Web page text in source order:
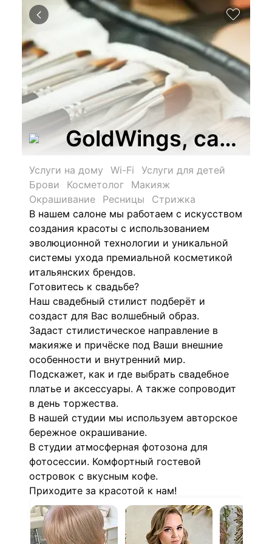
GoldWings, салон
Услуги на дому Wi-Fi
Услуги для детей
Брови
Косметолог
Макияж
Окрашивание
Ресницы
Стрижка
В нашем салоне мы работаем с искусством
создания красоты с использованием
эволюционной технологии и уникальной
системы ухода премиальной косметикой
итальянских брендов.
Готовитесь к свадьбе?
Наш свадебный стилист подберёт и
создаст для Вас волшебный образ.
Задаст стилистическое направление в
макияже и причёске под Ваши внешние
особенности и внутренний мир.
Подскажет, как и где выбрать свадебное
платье и аксессуары. А также сопроводит
в день торжества.
В нашей студии мы используем авторское
бережное окрашивание.
В студии атмосферная фотозона для
фотосессии. Комфортный гостевой
островок с вкусным кофе.
Приходите за красотой к нам!